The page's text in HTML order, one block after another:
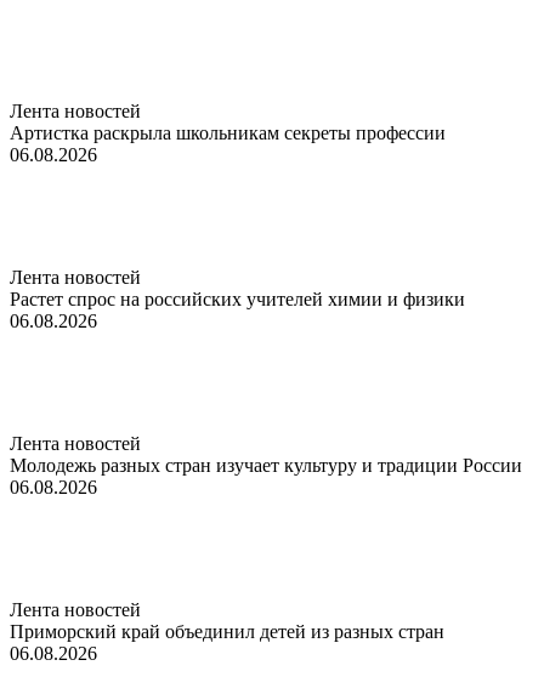
Лента новостей
Артистка раскрыла школьникам секреты профессии
06.08.2026
Лента новостей
Растет спрос на российских учителей химии и физики
06.08.2026
Лента новостей
Молодежь разных стран изучает культуру и традиции России
06.08.2026
Лента новостей
Приморский край объединил детей из разных стран
06.08.2026